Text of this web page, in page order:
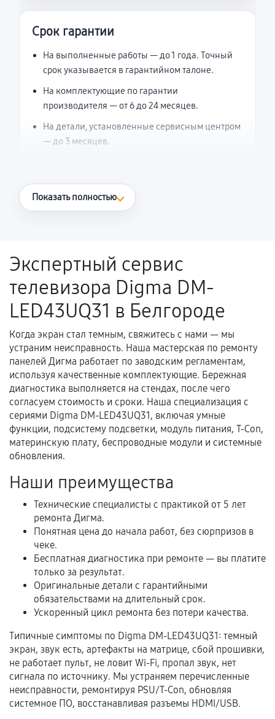
Срок гарантии
На выполненные работы — до 1 года. Точный
срок указывается в гарантийном талоне.
На комплектующие по гарантии
производителя — от 6 до 24 месяцев.
На детали, установленные сервисным центром
— до 3 месяцев.
Что считается гарантийным случаем
Поломка установленной детали при
нормальной эксплуатации в течение
гарантийного срока.
Несоответствие комплектующей заявленным
техническим характеристикам.
Документы для подтверждения
гарантии
Гарантийный талон.
Акт выполненных работ с датой, перечнем
услуг и сроком гарантии.
Документы на установленные комплектующие
и кассовый чек.
Расширенная гарантия
В некоторых случаях возможно оформление
расширенной гарантии. Стоимость, сроки и
условия продления согласовываются отдельно и
фиксируются в документах.
Когда гарантия не действует
Нарушение правил эксплуатации,
механические повреждения, попадание влаги,
Показать полностью
Экспертный сервис
телевизора Digma DM-
LED43UQ31 в Белгороде
Когда экран стал темным, свяжитесь с нами — мы
устраним неисправность. Наша мастерская по ремонту
панелей Дигма работает по заводским регламентам,
используя качественные комплектующие. Бережная
диагностика выполняется на стендах, после чего
согласуем стоимость и сроки. Наша специализация с
сериями Digma DM-LED43UQ31, включая умные
функции, подсистему подсветки, модуль питания, T-Con,
материнскую плату, беспроводные модули и системные
обновления.
Наши преимущества
Технические специалисты с практикой от 5 лет
ремонта Дигма.
Понятная цена до начала работ, без сюрпризов в
чеке.
Бесплатная диагностика при ремонте — вы платите
только за результат.
Оригинальные детали с гарантийными
обязательствами на длительный срок.
Ускоренный цикл ремонта без потери качества.
Типичные симптомы по Digma DM-LED43UQ31: темный
экран, звук есть, артефакты на матрице, сбой прошивки,
не работает пульт, не ловит Wi-Fi, пропал звук, нет
сигнала по источнику. Мы устраняем перечисленные
неисправности, ремонтируя PSU/T-Con, обновляя
системное ПО, восстанавливая разъемы HDMI/USB.